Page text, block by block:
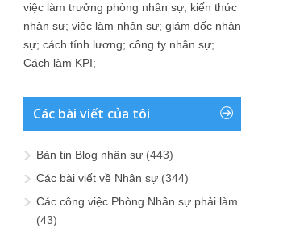
việc làm trưởng phòng nhân sự; kiến thức
nhân sự; việc làm nhân sự; giám đốc nhân
sự; cách tính lương; công ty nhân sự;
Cách làm KPI;
Các bài viết của tôi
Bản tin Blog nhân sự (443)
Các bài viết về Nhân sự (344)
Các công việc Phòng Nhân sự phải làm
(43)